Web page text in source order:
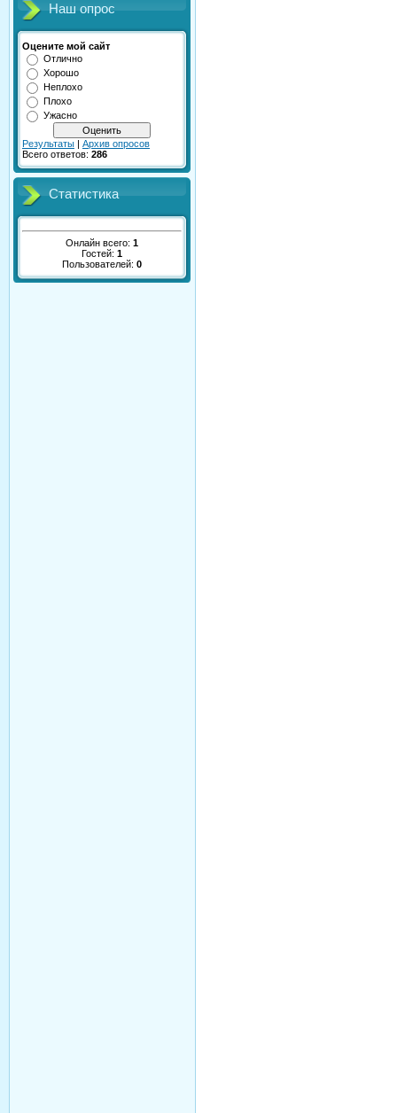
Наш опрос
Оцените мой сайт
Отлично
Хорошо
Неплохо
Плохо
Ужасно
Результаты | Архив опросов
Всего ответов: 286
Статистика
Онлайн всего: 1
Гостей: 1
Пользователей: 0